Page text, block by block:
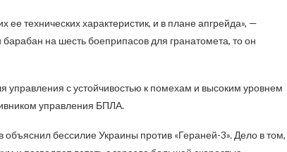
технических характеристик, и в плане апгрейда», —
на шесть боеприпасов для гранатомета, то он
управления с устойчивостью к помехам и высоким уровнем
управления БПЛА.
бессилие Украины против «Гераней-3». Дело в том,